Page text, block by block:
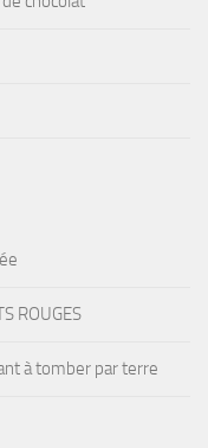
ROUGES
à tomber par terre